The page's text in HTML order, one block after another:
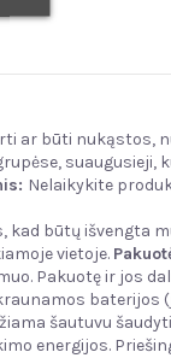
ar būti nukąstos,
: Nelaikykite
būtų išvengta
vietoje.
Pakuotę ir jos
šautuvu
energijos.